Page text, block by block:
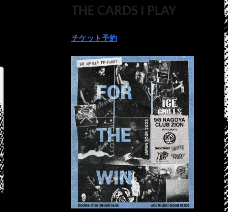
THE CARDS I PLAY
チケット予約